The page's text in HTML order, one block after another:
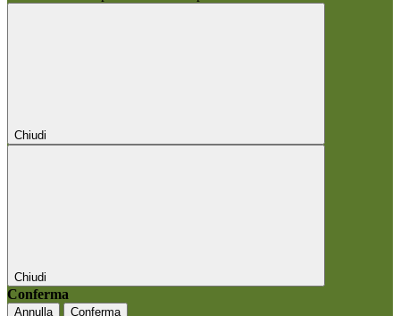
Chiudi
Chiudi
Conferma
Annulla Conferma